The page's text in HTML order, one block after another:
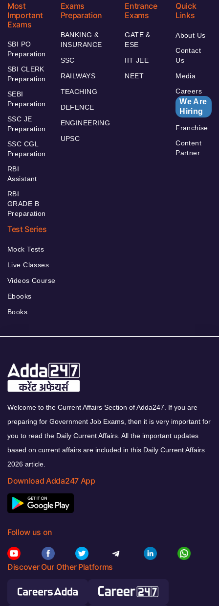
Most
Important
Exams
SBI PO
Preparation
SBI CLERK
Preparation
SEBI
Preparation
SSC JE
Preparation
SSC CGL
Preparation
RBI
Assistant
RBI
GRADE B
Preparation
Exams
Preparation
BANKING &
INSURANCE
SSC
RAILWAYS
TEACHING
DEFENCE
ENGINEERING
UPSC
Entrance
Exams
GATE &
ESE
IIT JEE
NEET
Quick
Links
About Us
Contact
Us
Media
Careers
We Are
Hiring
Franchise
Content
Partner
Test Series
Mock Tests
Live Classes
Videos Course
Ebooks
Books
Welcome to the Current Affairs Section of Adda247. If you are
preparing for Government Job Exams, then it is very important for
you to read the Daily Current Affairs. All the important updates
based on current affairs are included in this Daily Current Affairs
2026 article.
Download Adda247 App
Follow us on
Discover Our Other Platforms